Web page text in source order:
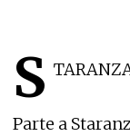
S
Parte a